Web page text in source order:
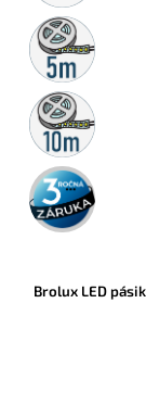
5m
rolka
10m
rolka
3 roky
záruka
Brolux LED